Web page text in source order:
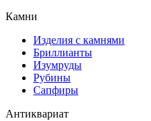
Камни
Изделия с камнями
Бриллианты
Изумруды
Рубины
Сапфиры
Антиквариат